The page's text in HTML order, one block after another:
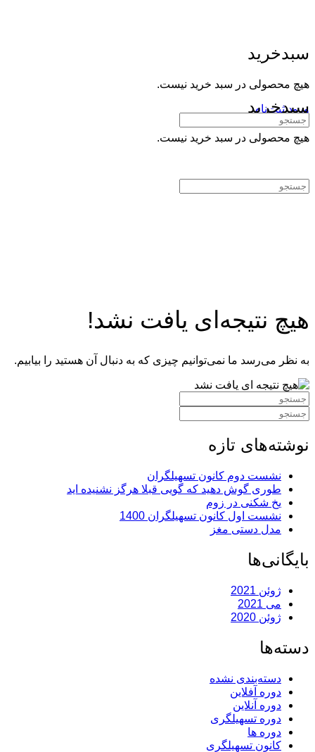
سبدخرید
هیچ محصولی در سبد خرید نیست.
ورود ثبت‌نام
سبدخرید
هیچ محصولی در سبد خرید نیست.
جستجوی:
جستجوی:
هیچ نتیجه‌ای یافت نشد!
به نظر می‌رسد ما نمی‌توانیم چیزی که به دنبال آن هستید را بیابیم.
جستجوی:
جستجوی:
نوشته‌های تازه
نشست دوم کانون تسهیلگران
طوری گوش دهید که گویی قبلا هرگز نشنیده اید
یخ شکنی در زوم
نشست اول کانون تسهیلگران 1400
مدل دستی مغز
بایگانی‌ها
ژوئن 2021
می 2021
ژوئن 2020
دسته‌ها
دسته‌بندی نشده
دوره آفلاین
دوره آنلاین
دوره تسهیلگری
دوره ها
کانون تسهیلگری